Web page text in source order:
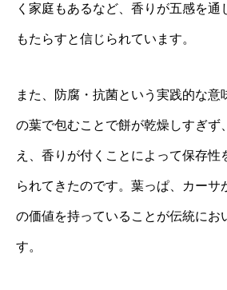
く家庭もあるなど、香りが五感を通
もたらすと信じられています。
また、防腐・抗菌という実践的な意
の葉で包むことで餅が乾燥しすぎず
え、香りが付くことによって保存性
られてきたのです。葉っぱ、カーサ
の価値を持っていることが伝統にお
す。